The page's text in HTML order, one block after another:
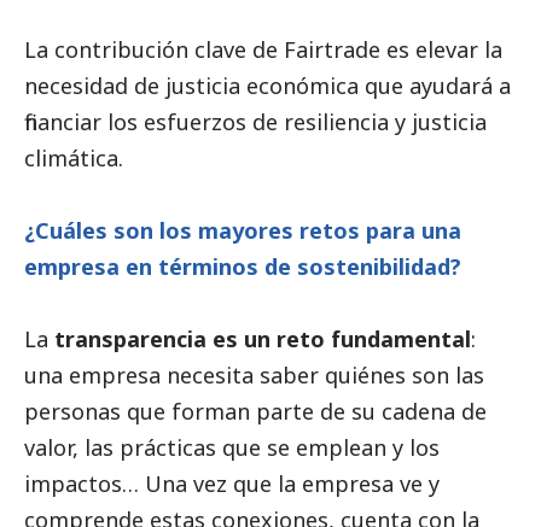
La contribución clave de Fairtrade es elevar la
necesidad de justicia económica que ayudará a
financiar los esfuerzos de resiliencia y justicia
climática.
¿Cuáles son los mayores retos para una
empresa en términos de sostenibilidad?
La transparencia es un reto fundamental:
una empresa necesita saber quiénes son las
personas que forman parte de su cadena de
valor, las prácticas que se emplean y los
impactos… Una vez que la empresa ve y
comprende estas conexiones, cuenta con la